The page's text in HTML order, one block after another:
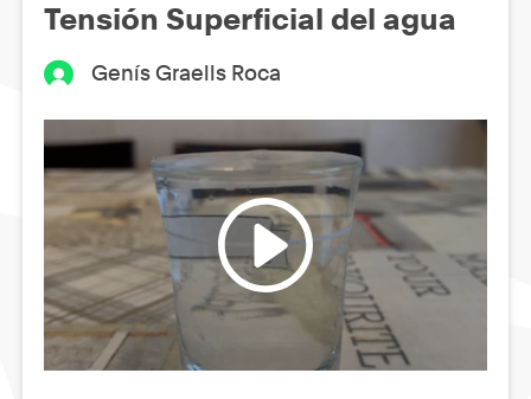
Tensión Superficial del agua
Genís Graells Roca